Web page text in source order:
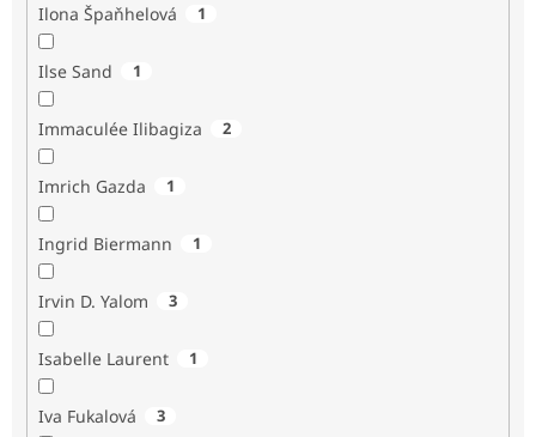
Ilona Špaňhelová 1
Ilse Sand 1
Immaculée Ilibagiza 2
Imrich Gazda 1
Ingrid Biermann 1
Irvin D. Yalom 3
Isabelle Laurent 1
Iva Fukalová 3